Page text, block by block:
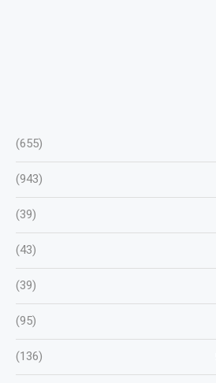
(655)
(943)
(39)
(43)
(39)
(95)
(136)